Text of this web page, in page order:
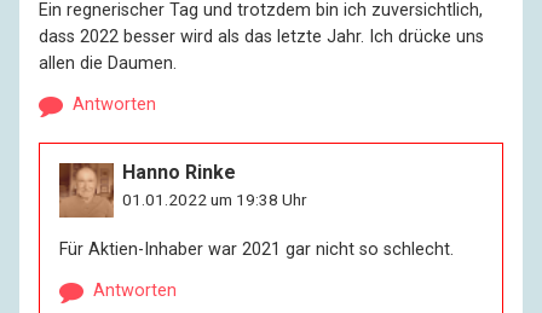
Ein regnerischer Tag und trotzdem bin ich zuversichtlich,
dass 2022 besser wird als das letzte Jahr. Ich drücke uns
allen die Daumen.
Antworten
Hanno Rinke
01.01.2022 um 19:38 Uhr
Für Aktien-Inhaber war 2021 gar nicht so schlecht.
Antworten